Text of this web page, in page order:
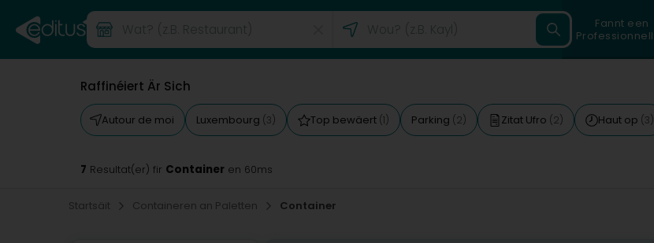
Fannt een
Raffinéiert Är Sich
Autour de moi Luxembourg (3) Top bewäert (1) Parking (2) Zitat Ufro (2) Haut op (3)
7 Resultat(er) fir Container en 60ms
Startsäit Containeren an Paletten Container